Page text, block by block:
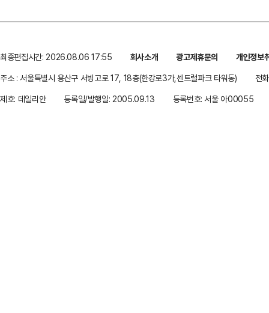
최종편집시간: 2026.08.06 17:55 회사소개 광고제휴문의
개인정보
주소 : 서울특별시 용산구 서빙고로 17, 18층(한강로3가,센트럴파크 타워동)
전
제호: 데일리안
등록일/발행일: 2005.09.13 등록번호: 서울 아00055